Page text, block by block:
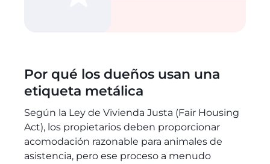
Por qué los dueños usan una
etiqueta metálica
Según la Ley de Vivienda Justa (Fair Housing
Act), los propietarios deben proporcionar
acomodación razonable para animales de
asistencia, pero ese proceso a menudo